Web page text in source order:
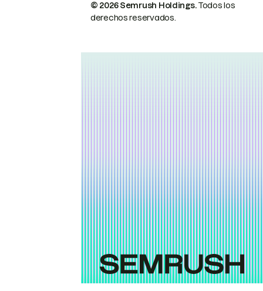
© 2026 Semrush Holdings.Todos los
derechos reservados.